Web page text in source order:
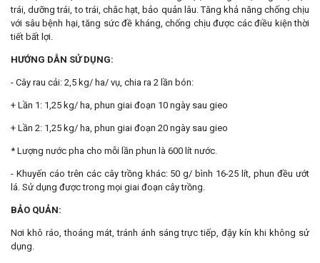
trái, dưỡng trái, to trái, chắc hạt, bảo quản lâu. Tăng khả năng chống chịu
với sâu bệnh hại, tăng sức đề kháng, chống chịu được các điều kiện thời
tiết bất lợi.
HƯỚNG DẪN SỬ DỤNG:
- Cây rau cải: 2,5 kg/ ha/ vụ, chia ra 2 lần bón:
+ Lần 1: 1,25 kg/ ha, phun giai đoạn 10 ngày sau gieo
+ Lần 2: 1,25 kg/ ha, phun giai đoạn 20 ngày sau gieo
* Lượng nước pha cho mỗi lần phun là 600 lít nước.
- Khuyến cáo trên các cây trồng khác: 50 g/ bình 16-25 lít, phun đều ướt
lá. Sử dụng được trong mọi giai đoạn cây trồng.
BẢO QUẢN:
Nơi khô ráo, thoáng mát, tránh ánh sáng trực tiếp, đậy kín khi không sử
dụng.